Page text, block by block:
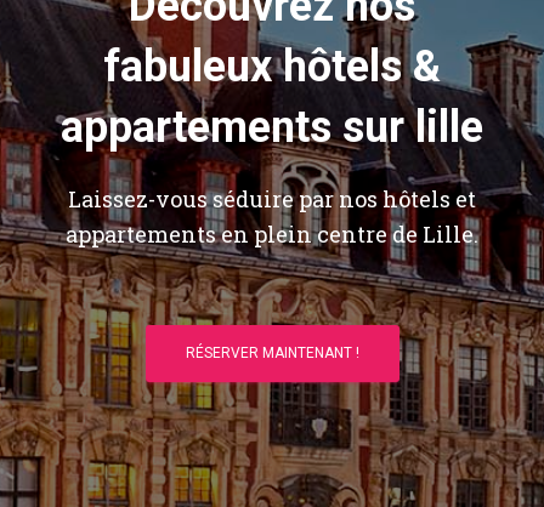
fabuleux hôtels &
appartements sur lille
Laissez-vous séduire par nos hôtels et
appartements en plein centre de Lille.
RÉSERVER MAINTENANT !